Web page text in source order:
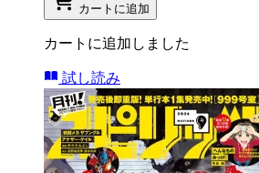
カートに追加
カートに追加しました
試し読み